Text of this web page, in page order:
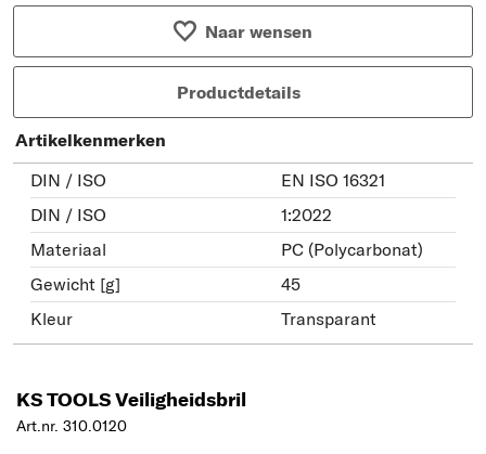
Naar wensen
Productdetails
Artikelkenmerken
DIN / ISO
EN ISO 16321
DIN / ISO
1:2022
Materiaal
PC (Polycarbonat)
Gewicht [g]
45
Kleur
Transparant
KS TOOLS Veiligheidsbril
Art.nr. 310.0120